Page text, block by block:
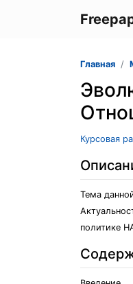
Главная
Курсовая
Тема
политике